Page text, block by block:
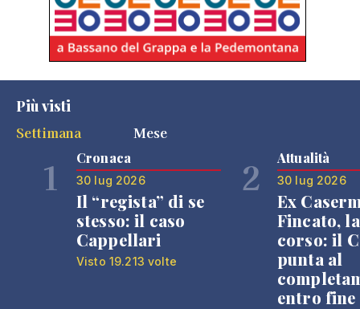
Più visti
Settimana
Mese
1 Cronaca
30 lug 2026
Il “regista” di se
stesso: il caso
Cappellari
Visto 19.213 volte
2 Attualità
30 lug 2026
Ex
Fincato,
corso: il
punta al
entro fine